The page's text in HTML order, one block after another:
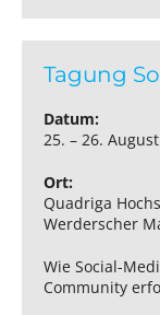
Tagung
Datum:
25. – 26.
Ort:
Quadriga
Werderscher
Wie Social-
Community